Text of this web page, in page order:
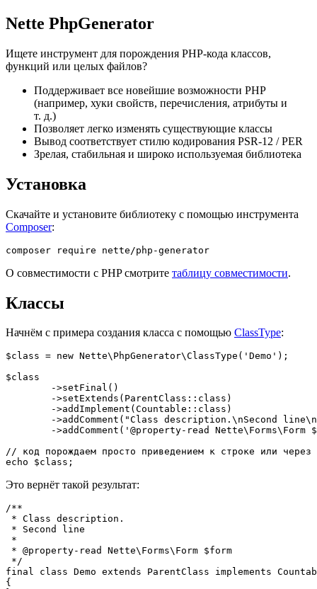
Nette PhpGenerator
Ищете инструмент для порождения PHP-кода классов,
функций или целых файлов?
Поддерживает все новейшие возможности PHP
(например, хуки свойств, перечисления, атрибуты и
т. д.)
Позволяет легко изменять существующие классы
Вывод соответствует стилю кодирования PSR-12 / PER
Зрелая, стабильная и широко используемая библиотека
Установка
Скачайте и установите библиотеку с помощью инструмента
Composer:
О совместимости с PHP смотрите таблицу совместимости.
Классы
Начнём с примера создания класса с помощью ClassType:
$class = new Nette\PhpGenerator\ClassType('Demo');
$class
// код порождаем просто приведением к строке или через
Это вернёт такой результат:
/**
* Class description.
* Second line
*
* @property-read Nette\Forms\Form $form
*/
final class Demo extends ParentClass implements
{